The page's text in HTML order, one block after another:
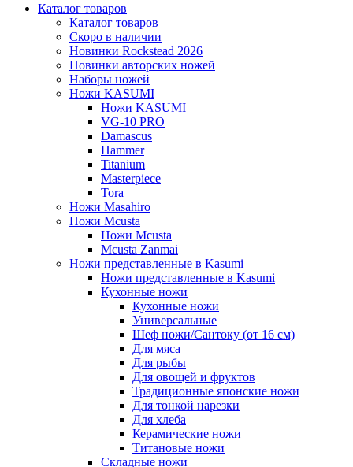
Каталог товаров
Каталог товаров
Скоро в наличии
Новинки Rockstead 2026
Новинки авторских ножей
Наборы ножей
Ножи KASUMI
Ножи KASUMI
VG-10 PRO
Damascus
Hammer
Titanium
Masterpiece
Tora
Ножи Masahiro
Ножи Mcusta
Ножи Mcusta
Mcusta Zanmai
Ножи представленные в Kasumi
Ножи представленные в Kasumi
Кухонные ножи
Кухонные ножи
Универсальные
Шеф ножи/Сантоку (от 16 см)
Для мяса
Для рыбы
Для овощей и фруктов
Традиционные японские ножи
Для тонкой нарезки
Для хлеба
Керамические ножи
Титановые ножи
Складные ножи